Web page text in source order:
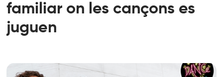
familiar on les cançons es
juguen